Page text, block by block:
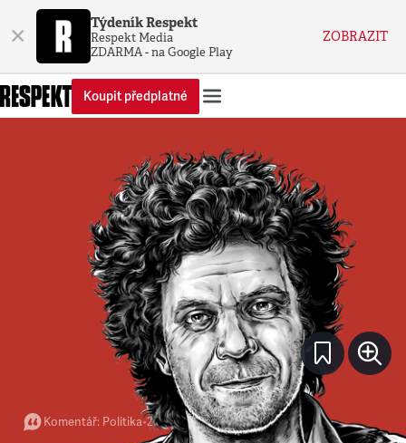
× Týdeník Respekt
Respekt Media
ZDARMA - na Google Play
ZOBRAZIT
Koupit předplatné
Komentář: Politika•29. 1. 2020•6minut